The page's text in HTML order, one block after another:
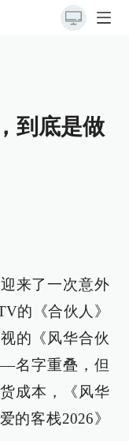
到底是做
来了一次意外
的《合伙人》
的《风华合伙
名字重叠，但
成本，《风华
的客栈2026》